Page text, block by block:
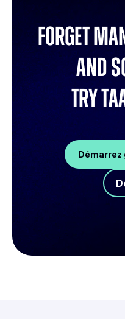
Forget
and
try